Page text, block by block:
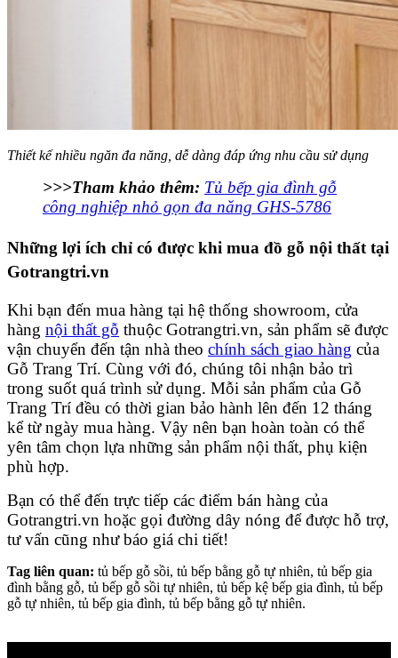
Thiết kế nhiều ngăn đa năng, dễ dàng đáp ứng nhu cầu sử dụng
>>>Tham khảo thêm: Tủ bếp gia đình gỗ
công nghiệp nhỏ gọn đa năng GHS-5786
Những lợi ích chỉ có được khi mua đồ gỗ nội thất tại
Gotrangtri.vn
Khi bạn đến mua hàng tại hệ thống showroom, cửa
hàng nội thất gỗ thuộc Gotrangtri.vn, sản phẩm sẽ được
vận chuyển đến tận nhà theo chính sách giao hàng của
Gỗ Trang Trí. Cùng với đó, chúng tôi nhận bảo trì
trong suốt quá trình sử dụng. Mỗi sản phẩm của Gỗ
Trang Trí đều có thời gian bảo hành lên đến 12 tháng
kể từ ngày mua hàng. Vậy nên bạn hoàn toàn có thể
yên tâm chọn lựa những sản phẩm nội thất, phụ kiện
phù hợp.
Bạn có thể đến trực tiếp các điểm bán hàng của
Gotrangtri.vn hoặc gọi đường dây nóng để được hỗ trợ,
tư vấn cũng như báo giá chi tiết!
Tag liên quan: tủ bếp gỗ sồi, tủ bếp bằng gỗ tự nhiên, tủ bếp gia
đình bằng gỗ, tủ bếp gỗ sồi tự nhiên, tủ bếp kệ bếp gia đình, tủ bếp
gỗ tự nhiên, tủ bếp gia đình, tủ bếp bằng gỗ tự nhiên.